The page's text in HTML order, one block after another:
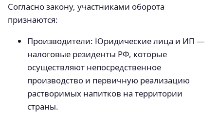
Согласно закону, участниками оборота
признаются:
Производители: Юридические лица и ИП —
налоговые резиденты РФ, которые
осуществляют непосредственное
производство и первичную реализацию
растворимых напитков на территории
страны.